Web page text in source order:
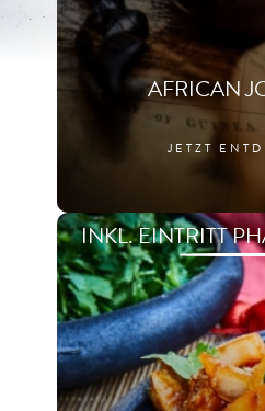
AFRICAN
JETZT
INKL. EINTRITT